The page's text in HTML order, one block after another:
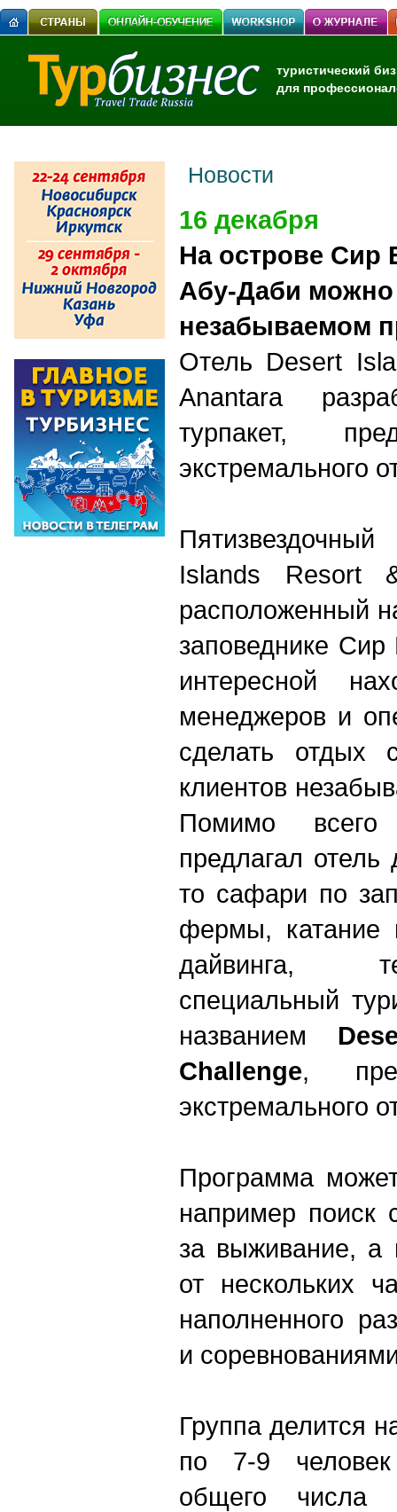
туристический
для
Новости
16 декабря
На острове Сир
Абу-Даби можно
незабываемом
Отель Desert
Anantara
турпакет,
экстремального
Islands Resort
расположенный
заповеднике
интересной
менеджеров и
сделать отдых
клиентов
Помимо
предлагал отель
то сафари по
фермы,
дайвинга,
специальный
названием
Challenge,
экстремального
Программа
например поиск
за выживание, а
от нескольких
наполненного
и
Группа делится
по 7-9
общего числа